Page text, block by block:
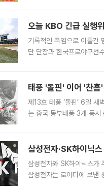
오늘 KBO 긴급 실행
기록적인 폭염으로 이틀간
단 단장과 한국프로야구선
태풍 '돌핀' 이어 '찬
제13호 태풍 ‘돌핀’ 6일 새
는 중국 동부태풍 3개 동시
삼성전자·SK하이닉
삼성전자와 SK하이닉스가 주주환원 강
삼성전자는 로이터에 보낸